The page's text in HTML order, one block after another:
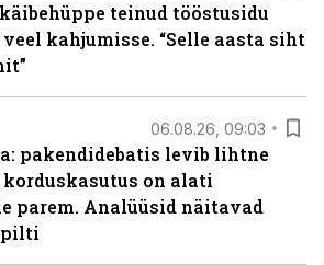
teinud tööstusidu
kahjumisse. “Selle aasta siht
06.08.26, 09:03
pakendidebatis levib lihtne
korduskasutus on alati
parem. Analüüsid näitavad
pilti